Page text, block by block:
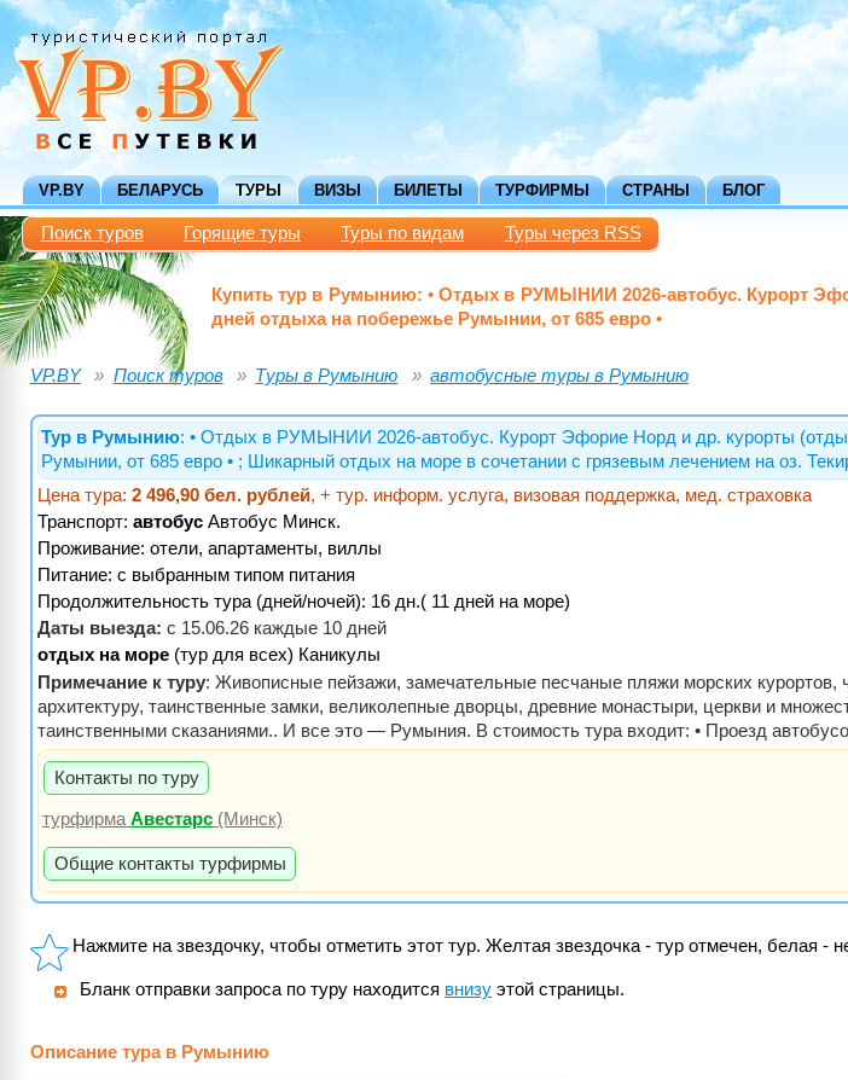
VP.BY БЕЛАРУСЬ ТУРЫ ВИЗЫ БИЛЕТЫ ТУРФИРМЫ СТРАНЫ БЛОГ
Поиск туров Горящие туры Туры по видам Туры через RSS
Купить тур в Румынию: • Отдых в РУМЫНИИ 2026-автобус. Курорт
дней отдыха на побережье Румынии, от 685 евро •
VP.BY Поиск туров Туры в Румынию автобусные туры в Румынию
Тур в Румынию: • Отдых в РУМЫНИИ 2026-автобус. Курорт Эфорие Норд и др. курорты
Румынии, от 685 евро • ; Шикарный отдых на море в сочетании с грязевым лечением на оз.
Цена тура: 2 496,90 бел. рублей, + тур. информ. услуга, визовая поддержка, мед. страховка
Транспорт: автобус Автобус Минск.
Проживание: отели, апартаменты, виллы
Питание: с выбранным типом питания
Продолжительность тура (дней/ночей): 16 дн.( 11 дней на море)
Даты выезда: с 15.06.26 каждые 10 дней
отдых на море (тур для всех) Каникулы
Примечание к туру: Живописные пейзажи, замечательные песчаные пляжи морских курортов,
архитектуру, таинственные замки, великолепные дворцы, древние монастыри, церкви и
таинственными сказаниями.. И все это — Румыния. В стоимость тура входит: • Проезд
Контакты по туру
турфирма Авестарс(Минск)
Общие контакты турфирмы
Нажмите на звездочку, чтобы отметить этот тур. Желтая звездочка - тур отмечен, белая
Бланк отправки запроса по туру находится внизу этой страницы.
Описание тура в Румынию